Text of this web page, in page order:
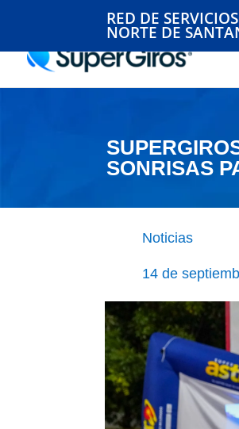
RED DE
NORTE DE
SONRISAS
Noticias
14 de